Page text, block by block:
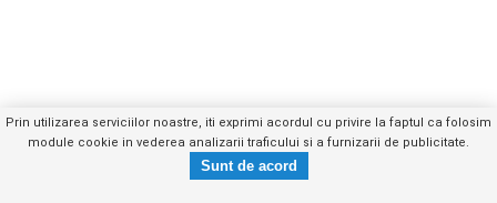
Trimite mesaj privat
Prin utilizarea serviciilor noastre, iti exprimi acordul cu privire la faptul ca folosim
module cookie in vederea analizarii traficului si a furnizarii de publicitate.